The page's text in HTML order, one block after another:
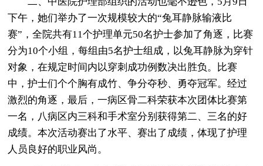
下午，她们举办了一次规模较大的“兔耳静脉输液比
赛”，全院共有11个护理单元50名护士参加了角逐，比赛
分为10个小组，每组由5名护士组成，以兔耳静脉为穿针
对象，在规定时间内以穿刺成功例数决出胜负。比赛
中，护士们个个胸有成竹、争分夺秒、勇夺冠军。经过
激烈的角逐，最后，一病区骨二科荣获本次团体比赛第
一名，八病区内三科和手术室分别获得第二、三名的好
成绩。本次活动赛出了水平、赛出了成绩，体现了护理
人员良好的职业风尚。